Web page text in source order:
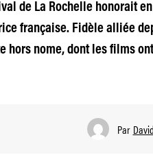
de La Rochelle honorait
française. Fidèle alliée
hors nome, dont les films
Par